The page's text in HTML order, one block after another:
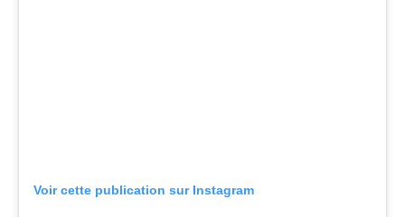
Voir cette publication sur Instagram